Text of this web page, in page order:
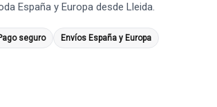
España y Europa desde Lleida.
seguro Envíos España y Europa